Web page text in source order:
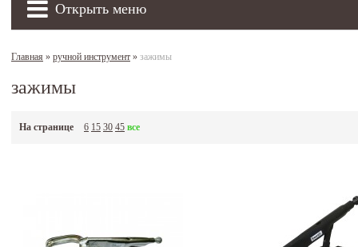
Открыть меню
Главная » ручной инструмент » зажимы
зажимы
На странице 6 15 30 45 все